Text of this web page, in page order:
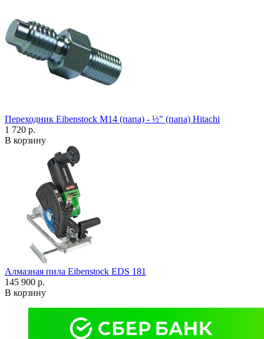
Переходник Eibenstock M14 (папа) - ½" (папа) Hitachi
1 720 р.
В корзину
Алмазная пила Eibenstock EDS 181
145 900 р.
В корзину